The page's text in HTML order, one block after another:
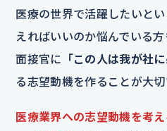
医療の世界で活躍したいと
えればいいのか悩んでいる方
面接官に 「この人は我が社
る志望動機を作ることが大切
医療業界への志望動機を考